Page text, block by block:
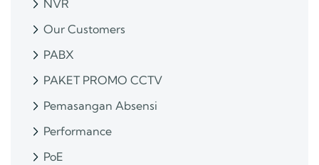
NVR
Our Customers
PABX
PAKET PROMO CCTV
Pemasangan Absensi
Performance
PoE